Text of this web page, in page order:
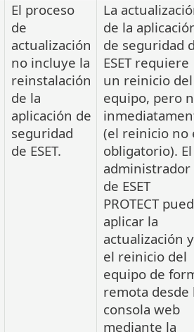
El proceso
de
actualización
no incluye la
reinstalación
de la
aplicación de
seguridad
de ESET.
La
de la
de seguridad
ESET requiere
un reinicio del
equipo, pero
(el reinicio no
obligatorio). El
administrador
de ESET
PROTECT
aplicar la
actualización y
el reinicio del
equipo de
remota desde
consola web
mediante la